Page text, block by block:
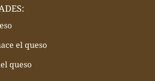
el queso
queso